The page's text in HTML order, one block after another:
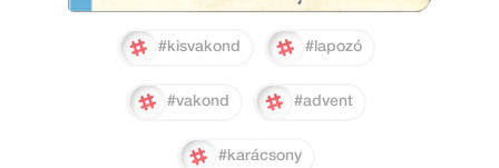
#kisvakond #lapozó
#vakond #advent
#karácsony